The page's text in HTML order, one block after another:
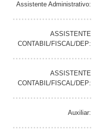
Assistente Administrativo:
ASSISTENTE
CONTABIL/FISCAL/DEP:
ASSISTENTE
CONTABIL/FISCAL/DEP:
Auxiliar: